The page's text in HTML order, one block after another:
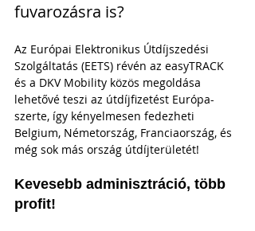
fuvarozásra is?
Az Európai Elektronikus Útdíjszedési
Szolgáltatás (EETS) révén az easyTRACK
és a DKV Mobility közös megoldása
lehetővé teszi az útdíjfizetést Európa-
szerte, így kényelmesen fedezheti
Belgium, Németország, Franciaország, és
még sok más ország útdíjterületét!
Kevesebb adminisztráció, több
profit!